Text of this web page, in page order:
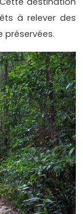
à relever des